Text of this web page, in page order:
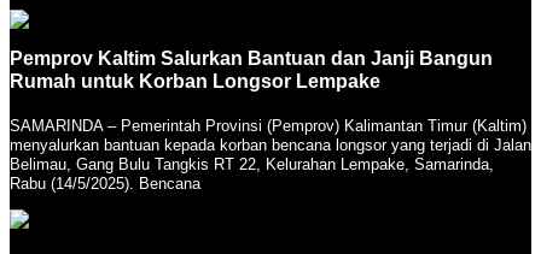
Pemprov Kaltim Salurkan Bantuan dan Janji Bangun
Rumah untuk Korban Longsor Lempake
SAMARINDA – Pemerintah Provinsi (Pemprov) Kalimantan Timur (Kaltim)
menyalurkan bantuan kepada korban bencana longsor yang terjadi di Jalan
Belimau, Gang Bulu Tangkis RT 22, Kelurahan Lempake, Samarinda,
Rabu (14/5/2025). Bencana